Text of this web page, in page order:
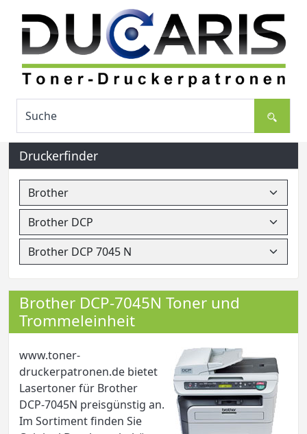
Druckerfinder
Brother DCP-7045N Toner und
Trommeleinheit
www.toner-
druckerpatronen.de bietet
Lasertoner für Brother
DCP-7045N preisgünstig an.
Im Sortiment finden Sie